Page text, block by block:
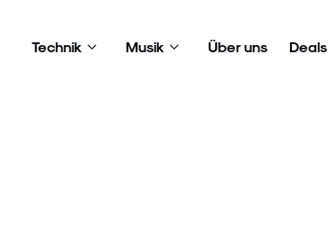
Technik Musik Über uns Deals